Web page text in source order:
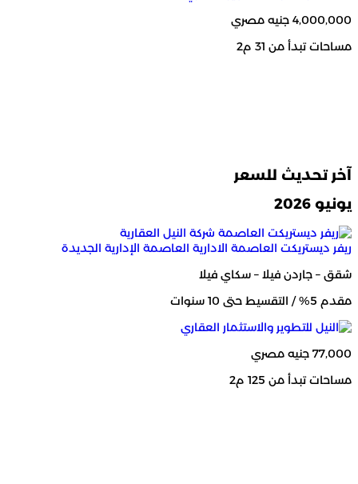
4,000,000 جنيه مصري
مساحات تبدأ من 31 م2
آخر تحديث للسعر
يونيو 2026
ريفر ديستريكت العاصمة الادارية العاصمة الإدارية الجديدة
شقق – جاردن فيلا – سكاي فيلا
مقدم 5% / التقسيط حتى 10 سنوات
77,000 جنيه مصري
مساحات تبدأ من 125 م2